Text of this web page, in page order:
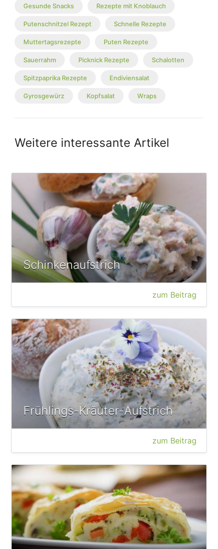
Gesunde Snacks Rezepte mit Knoblauch
Putenschnitzel Rezept Schnelle Rezepte
Muttertagsrezepte Puten Rezepte
Sauerrahm Picknick Rezepte Schalotten
Spitzpaprika Rezepte Endiviensalat
Gyrosgewürz Kopfsalat Wraps
Weitere interessante Artikel
Schinkenaufstrich
zum Beitrag
Frühlings-Kräuter-Aufstrich
zum Beitrag